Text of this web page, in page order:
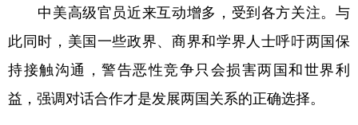
法律 中央文件 金融 汽车
学术中国 乡村振兴 银龄 溯源中国
中美高级官员近来互动增多，受到各方关注。与
此同时，美国一些政界、商界和学界人士呼吁两国保
持接触沟通，警告恶性竞争只会损害两国和世界利
益，强调对话合作才是发展两国关系的正确选择。